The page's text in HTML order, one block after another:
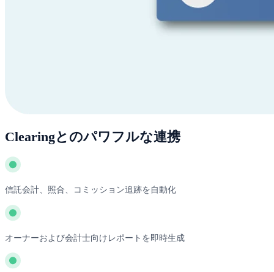
Clearingとのパワフルな連携
信託会計、照合、コミッション追跡を自動化
オーナーおよび会計士向けレポートを即時生成